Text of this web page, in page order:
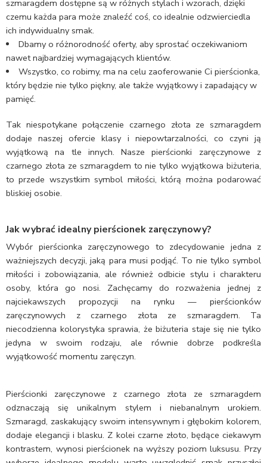
szmaragdem dostępne są w różnych stylach i wzorach, dzięki
czemu każda para może znaleźć coś, co idealnie odzwierciedla
ich indywidualny smak.
Dbamy o różnorodność oferty, aby sprostać oczekiwaniom
nawet najbardziej wymagających klientów.
Wszystko, co robimy, ma na celu zaoferowanie Ci pierścionka,
który będzie nie tylko piękny, ale także wyjątkowy i zapadający w
pamięć.
Tak niespotykane połączenie czarnego złota ze szmaragdem
dodaje naszej ofercie klasy i niepowtarzalności, co czyni ją
wyjątkową na tle innych. Nasze pierścionki zaręczynowe z
czarnego złota ze szmaragdem to nie tylko wyjątkowa biżuteria,
to przede wszystkim symbol miłości, którą można podarować
bliskiej osobie.
Jak wybrać idealny pierścionek zaręczynowy?
Wybór pierścionka zaręczynowego to zdecydowanie jedna z
ważniejszych decyzji, jaką para musi podjąć. To nie tylko symbol
miłości i zobowiązania, ale również odbicie stylu i charakteru
osoby, która go nosi. Zachęcamy do rozważenia jednej z
najciekawszych propozycji na rynku — pierścionków
zaręczynowych z czarnego złota ze szmaragdem. Ta
niecodzienna kolorystyka sprawia, że biżuteria staje się nie tylko
jedyna w swoim rodzaju, ale równie dobrze podkreśla
wyjątkowość momentu zaręczyn.
Pierścionki zaręczynowe z czarnego złota ze szmaragdem
odznaczają się unikalnym stylem i niebanalnym urokiem.
Szmaragd, zaskakujący swoim intensywnym i głębokim kolorem,
dodaje elegancji i blasku. Z kolei czarne złoto, będące ciekawym
kontrastem, wynosi pierścionek na wyższy poziom luksusu. Przy